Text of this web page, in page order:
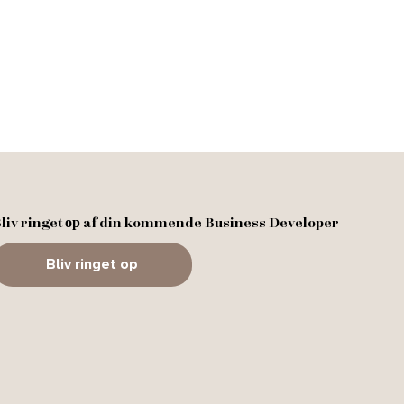
ringet ор af din kommende Business Developer
Bliv ringet op